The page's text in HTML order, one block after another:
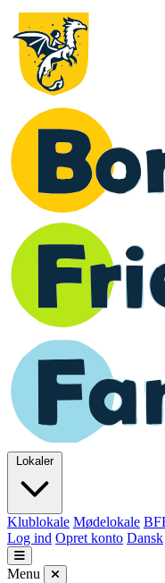
Lokaler
Klublokale Mødelokale
Log ind Opret konto Dansk
Menu